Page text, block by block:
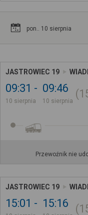
pon.. 10 sierpnia
JASTROWIEC 19
09:31
10 sierpnia
09:46
10 sierpnia
Przewoźnik nie
JASTROWIEC 19
15:01 15:16